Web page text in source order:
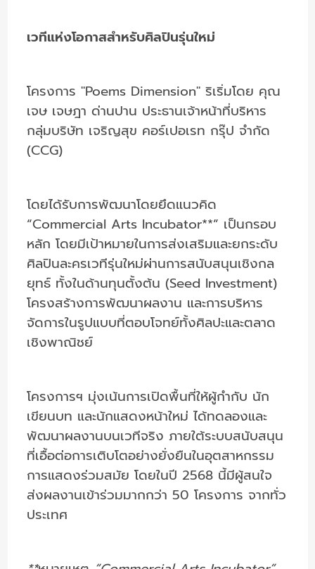
เวทีแห่งโอกาสสำหรับศิลปินรุ่นใหม่
โครงการ "Poems Dimension" ริเริ่มโดย คุณ
เจษ เจษฎา ด่านปาน ประธานเจ้าหน้าที่บริหาร
กลุ่มบริษัท เจริญสุข คอร์เปอเรท กรุ๊ป จำกัด
(CCG)
โดยได้รับการพัฒนาโดยยึดแนวคิด
“Commercial Arts Incubator**” เป็นกรอบ
หลัก โดยมีเป้าหมายในการส่งเสริมและยกระดับ
ศิลปินละครเวทีรุ่นใหม่ผ่านการสนับสนุนเชิงกล
ยุทธ์ ทั้งในด้านทุนตั้งต้น (Seed Investment)
โครงสร้างการพัฒนาผลงาน และการบริหาร
จัดการในรูปแบบที่ตอบโจทย์ทั้งศิลปะและตลาด
เชิงพาณิชย์
โครงการฯ มุ่งเน้นการเปิดพื้นที่ให้ผู้กำกับ นัก
เขียนบท และนักแสดงหน้าใหม่ ได้ทดลองและ
พัฒนาผลงานบนเวทีจริง ภายใต้ระบบสนับสนุน
ที่เอื้อต่อการเติบโตอย่างยั่งยืนในอุตสาหกรรม
การแสดงร่วมสมัย โดยในปี 2568 นี้มีผู้สนใจ
ส่งผลงานเข้าร่วมมากกว่า 50 โครงการ จากทั่ว
ประเทศ